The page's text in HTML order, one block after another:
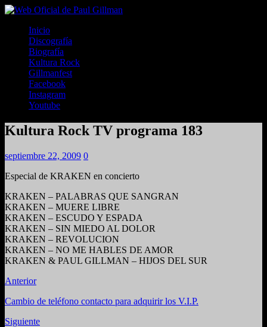
Inicio
Discografía
Biografía
Kultura Rock
Gillmanfest
Facebook
Instagram
Youtube
Kultura Rock TV programa 183
septiembre 22, 2009 0
Especial de KRAKEN en concierto
KRAKEN – PALABRAS QUE SANGRAN
KRAKEN – MUERE LIBRE
KRAKEN – ESCUDO Y ESPADA
KRAKEN – SIN MIEDO AL DOLOR
KRAKEN – REVOLUCION
KRAKEN – NO ME HABLES DE AMOR
KRAKEN & PAUL GILLMAN – HIJOS DEL SUR
Anterior
Cambio de teléfono contacto para adquirir los V.I.P.
Siguiente